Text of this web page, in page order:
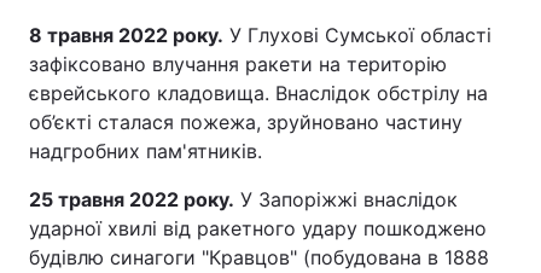
8 травня 2022 року. У Глухові Сумської області
зафіксовано влучання ракети на територію
єврейського кладовища. Внаслідок обстрілу на
об’єкті сталася пожежа, зруйновано частину
надгробних пам'ятників.
25 травня 2022 року. У Запоріжжі внаслідок
ударної хвилі від ракетного удару пошкоджено
будівлю синагоги "Кравцов" (побудована в 1888